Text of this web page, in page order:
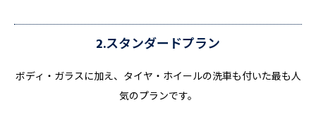
2.スタンダードプラン
ボディ・ガラスに加え、タイヤ・ホイールの洗車も付いた最も人
気のプランです。